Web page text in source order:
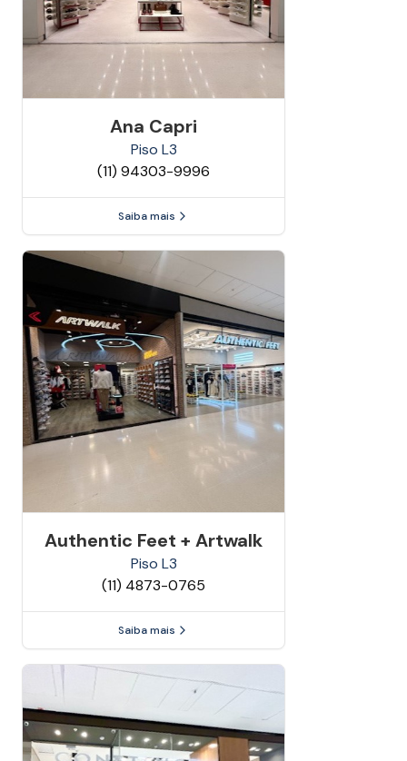
Ana Capri
Piso L3
(11) 94303-9996
Saiba mais
Authentic Feet + Artwalk
Piso L3
(11) 4873-0765
Saiba mais